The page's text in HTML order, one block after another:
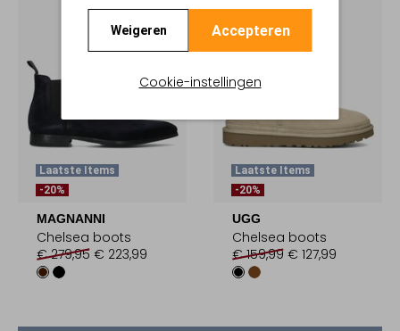
Weigeren Accepteren
Cookie-instellingen
Laatste Items
-20%
MAGNANNI
Chelsea boots
€ 279,95 € 223,99
Laatste Items
-20%
UGG
Chelsea boots
€ 159,99 € 127,99